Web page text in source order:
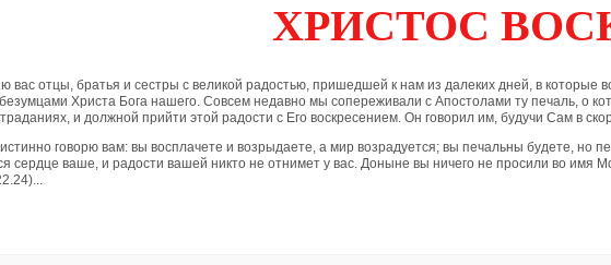
ХРИСТОС
вас отцы, братья и сестры с великой радостью, пришедшей к нам из далеких дней, в
Христа Бога нашего. Совсем недавно мы сопереживали с Апостолами ту печаль, о
и должной прийти этой радости с Его воскресением. Он говорил им, будучи Сам в
говорю вам: вы восплачете и возрыдаете, а мир возрадуется; вы печальны будете, но
сердце ваше, и радости вашей никто не отнимет у вас. Доныне вы ничего не просили во имя